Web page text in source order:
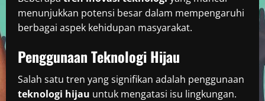
menunjukkan potensi besar dalam mempengaruhi
berbagai aspek kehidupan masyarakat.
Penggunaan Teknologi Hijau
Salah satu tren yang signifikan adalah penggunaan
teknologi hijau untuk mengatasi isu lingkungan.